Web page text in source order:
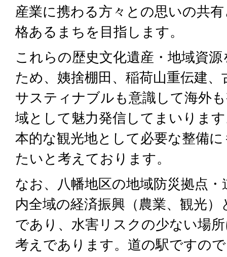
産業に携わる方々との思いの共
格あるまちを目指します。
これらの歴史文化遺産・地域資
ため、姨捨棚田、稲荷山重伝建
サスティナブルも意識して海外
域として魅力発信してまいりま
本的な観光地として必要な整備
たいと考えております。
なお、八幡地区の地域防災拠点
内全域の経済振興（農業、観光
であり、水害リスクの少ない場
考えであります。道の駅ですの